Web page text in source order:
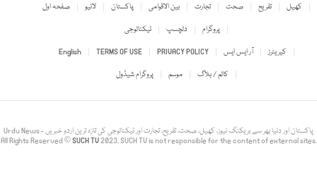
صفحہ اول لائیو پاکستان بین الاقوامی تجارت صحت تفریح
کھیل
ٹیکنالوجی
دلچسپ
پروگرام
English
TERMS OF USE PRIVACY POLICY آر ایس ایس
کیریئرز
پروگرام شیڈول
موسم کالم / بلاگ
Urdu News - پاکستان اور دنیا بھر سے بریکنگ نیوز، کھیل، صحت، تفریح، تجارت اور ٹیکنالوجی کی تازہ ترین اردو خبریں
All Rights Reserved ©SUCH TV2023. SUCH TV is not responsible for the content of external sites.